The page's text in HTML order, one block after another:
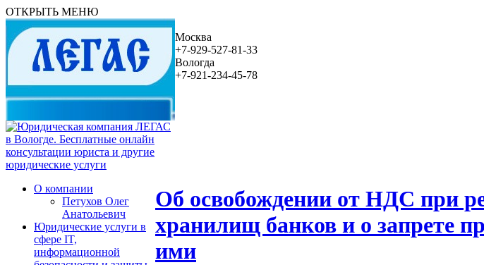
ОТКРЫТЬ МЕНЮ
Москва
+7-929-527-81-33
Вологда
+7-921-234-45-78
О компании
Петухов Олег
Анатольевич
Юридические услуги в
сфере IT,
информационной
Об освобождении от НДС при
хранилищ банков и о запрете
ими